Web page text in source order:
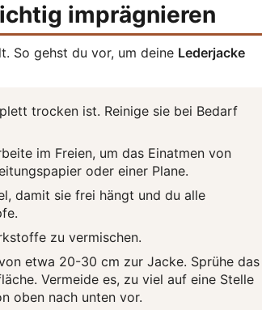
imprägnieren
So gehst du vor, um deine Lederjacke
trocken ist. Reinige sie bei Bedarf
im Freien, um das Einatmen von
oder einer Plane.
damit sie frei hängt und du alle
zu vermischen.
etwa 20-30 cm zur Jacke. Sprühe das
Vermeide es, zu viel auf eine Stelle
oben nach unten vor.